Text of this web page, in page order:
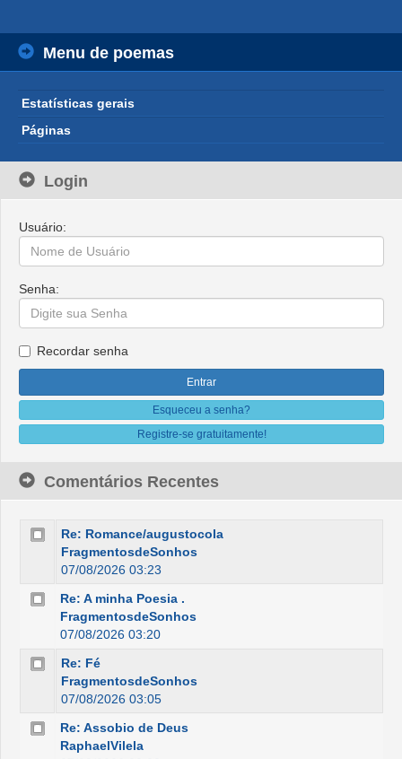
Menu de poemas
Estatísticas gerais
Páginas
Login
Usuário:
Senha:
Recordar senha
Esqueceu a senha?
Registre-se gratuitamente!
Comentários Recentes
Re: Romance/augustocola
FragmentosdeSonhos
07/08/2026 03:23
Re: A minha Poesia .
FragmentosdeSonhos
07/08/2026 03:20
Re: Fé
FragmentosdeSonhos
07/08/2026 03:05
Re: Assobio de Deus
RaphaelVilela